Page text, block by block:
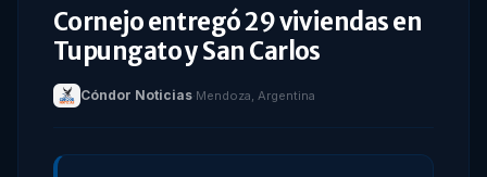
Cornejo entregó 29 viviendas en
Tupungato y San Carlos
Cóndor Noticias·Mendoza, Argentina